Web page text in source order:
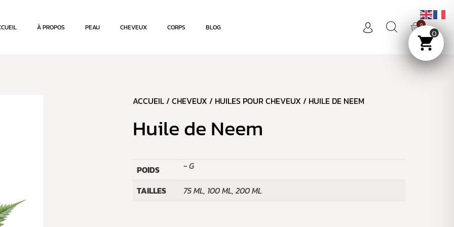
À PROPOS PEAU CHEVEUX CORPS BLOG 0
ACCUEIL/ CHEVEUX / HUILES POUR CHEVEUX / HUILE DE NEEM
Huile de Neem
POIDS - G
TAILLES 75 ML, 100 ML, 200 ML
0